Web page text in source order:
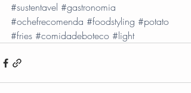
#sustentavel #gastronomia
#ochefrecomenda #foodstyling #potato
#fries #comidadeboteco #light